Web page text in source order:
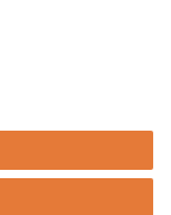
vorbehalten.